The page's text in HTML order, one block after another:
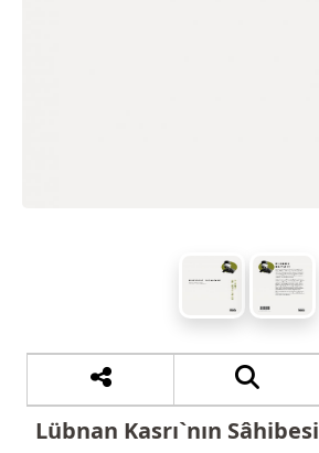
Lübnan Kasrı`nın Sâhibesi